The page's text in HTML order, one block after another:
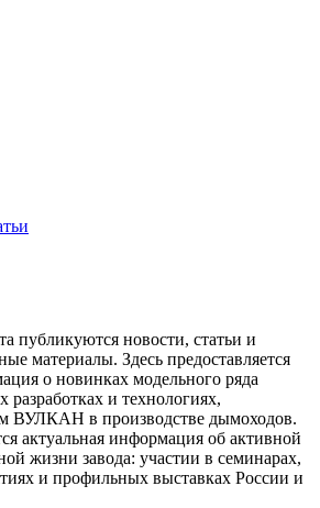
публикуются новости, статьи и
материалы. Здесь предоставляется
о новинках модельного ряда
и технологиях,
ВУЛКАН в производстве дымоходов.
актуальная информация об активной
жизни завода: участии в семинарах,
и профильных выставках России и